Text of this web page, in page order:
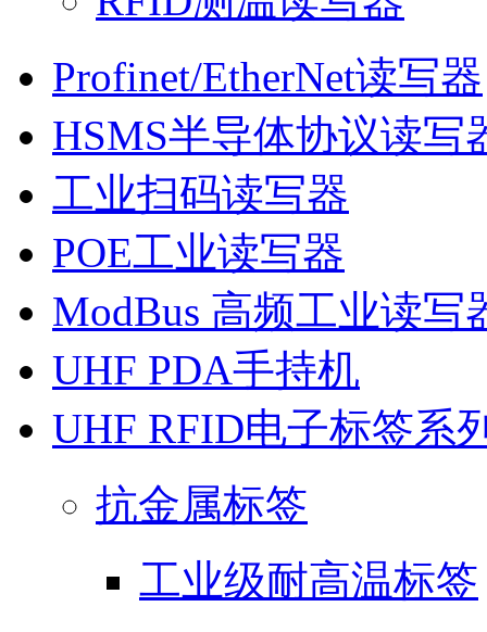
Profinet/EtherNet读写器
HSMS半导体协议读写
工业扫码读写器
POE工业读写器
ModBus 高频工业读写
UHF PDA手持机
UHF RFID电子标签系
抗金属标签
工业级耐高温标签